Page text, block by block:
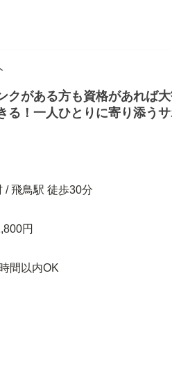
クがある方も資格があれば
る！一人ひとりに寄り添う
/ 飛鳥駅 徒歩30分
円
間以内OK